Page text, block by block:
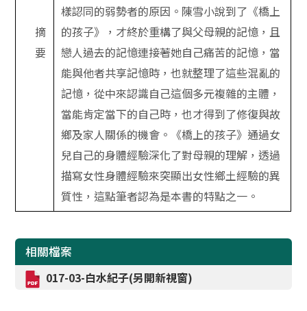
摘
要
樣認同的弱勢者的原因。陳雪小說到了《橋上
的孩子》，才終於重構了與父母親的記憶，且
戀人過去的記憶連接著她自己痛苦的記憶，當
能與他者共享記憶時，也就整理了這些混亂的
記憶，從中來認識自己這個多元複雜的主體，
當能肯定當下的自己時，也才得到了修復與故
鄉及家人關係的機會。《橋上的孩子》通過女
兒自己的身體經驗深化了對母親的理解，透過
描寫女性身體經驗來突顯出女性鄉土經驗的異
質性，這點筆者認為是本書的特點之一。
相關檔案
017-03-白水紀子(另開新視窗)